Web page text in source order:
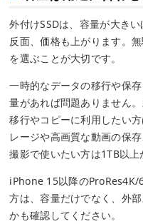
外付けSSDは、容量が大き
反面、価格も上がります。
を選ぶことが大切です。
一時的なデータの移行や保
量があれば問題ありません
移行やコピーに利用したい
レージや高画質な動画の保
撮影で使いたい方は1TB以上
iPhone 15以降のProRes4K/
方は、容量だけでなく、外
かも確認してください。